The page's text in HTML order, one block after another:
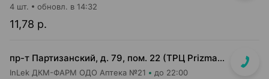
11,78 р.
4 шт. обновл. в 14:32
пр-т Партизанский, д. 79, пом. 22 (ТРЦ Prizma, подземный этаж вход возле м-на Мила)
InLek ДКМ-ФАРМ ОДО Аптека №21 до 22:00